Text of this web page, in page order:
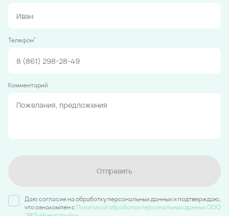
Телефон*
Комментарий
Отправить
Даю согласие на обработку персональных данных и подтверждаю,
что ознакомлен c Политикой обработки персональных данных ООО